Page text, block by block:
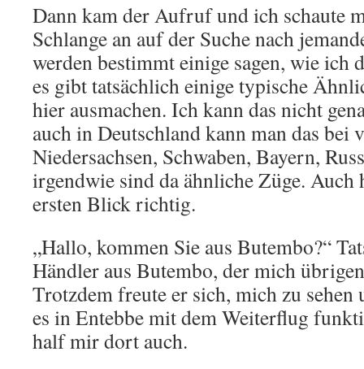
Dann kam der Aufruf und ich schaute
Schlange an auf der Suche nach
werden bestimmt einige sagen, wie ich
es gibt tatsächlich einige typische
hier ausmachen. Ich kann das nicht
auch in Deutschland kann man das bei
Niedersachsen, Schwaben, Bayern,
irgendwie sind da ähnliche Züge.
ersten Blick richtig.
„Hallo, kommen Sie aus Butembo?“
Händler aus Butembo, der mich
Trotzdem freute er sich, mich zu
es in Entebbe mit dem Weiterflug
half mir dort auch.